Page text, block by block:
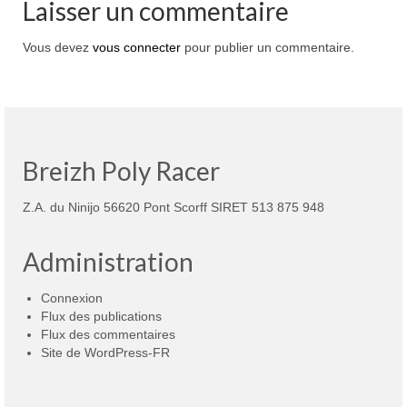
Laisser un commentaire
Vous devez vous connecter pour publier un commentaire.
Breizh Poly Racer
Z.A. du Ninijo 56620 Pont Scorff SIRET 513 875 948
Administration
Connexion
Flux des publications
Flux des commentaires
Site de WordPress-FR